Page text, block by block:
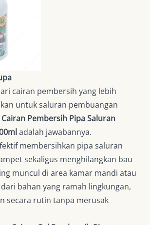
cairan pembersih yang lebih
untuk saluran pembuangan
Pembersih Pipa Saluran
adalah jawabannya.
membersihkan pipa saluran
sekaligus menghilangkan bau
muncul di area kamar mandi atau
bahan yang ramah lingkungan,
secara rutin tanpa merusak